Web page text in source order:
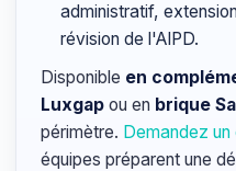
administratif,
révision de l'AIPD.
Disponible en
Luxgap ou en brique
périmètre. Demandez
équipes préparent une